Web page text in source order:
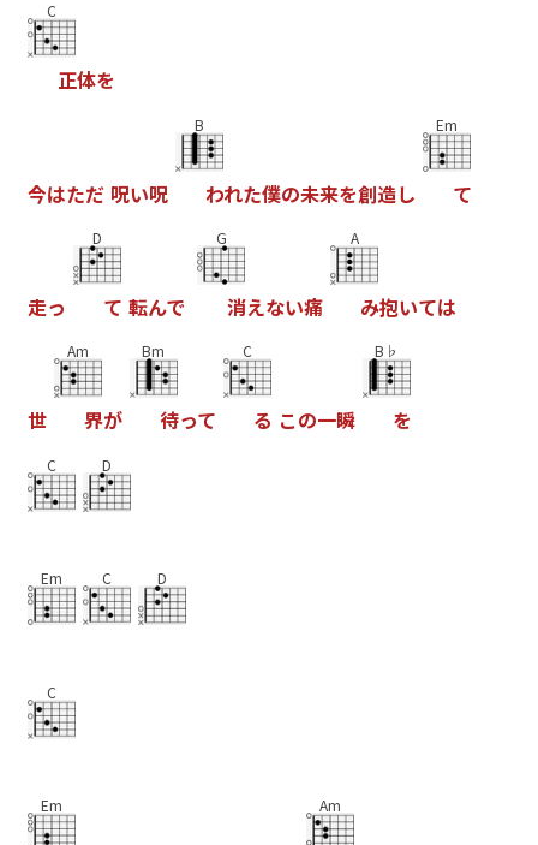
C
正体を
今はただ 呪い呪
B
われた僕の未来を創造し
Em
て
走っ
D
て 転んで
G
消えない痛
A
み抱いては
世
Am
界が
Bm
待って
C
る この一瞬
B♭
を
C D
Em C D
C
Em Am